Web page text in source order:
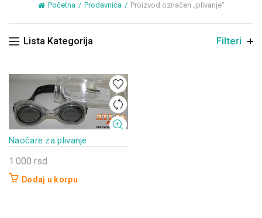
Početna Prodavnica Proizvod označen „plivanje“
Lista Kategorija Filteri
Naočare za plivanje
1.000 rsd
Dodaj u korpu